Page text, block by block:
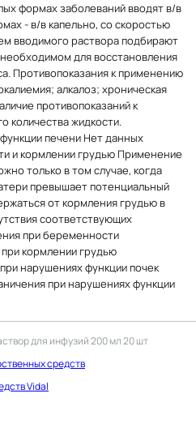
формах заболеваний вводят в/в
- в/в капельно, со скоростью
вводимого раствора подбирают
для восстановления
Противопоказания к применению
алкалоз; хроническая
противопоказаний к
количества жидкости.
печени Нет данных
и кормлении грудью Применение
только в том случае, когда
превышает потенциальный
от кормления грудью в
соответствующих
при беременности
кормлении грудью
нарушениях функции почек
при нарушениях функции
для инфузий 200 мл 20 шт
средств
Vidal